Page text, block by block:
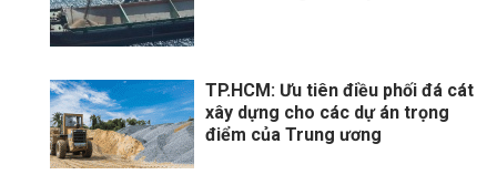
TP.HCM: Ưu tiên điều phối đá cát
xây dựng cho các dự án trọng
điểm của Trung ương